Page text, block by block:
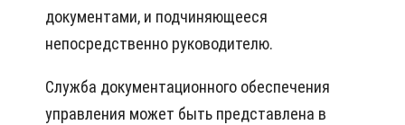
документами, и подчиняющееся
непосредственно руководителю.
Служба документационного обеспечения
управления может быть представлена в